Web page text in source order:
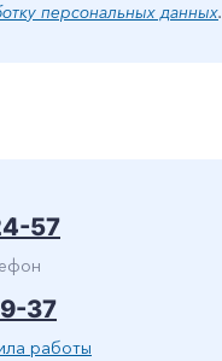
персональных данных.
57
37
работы